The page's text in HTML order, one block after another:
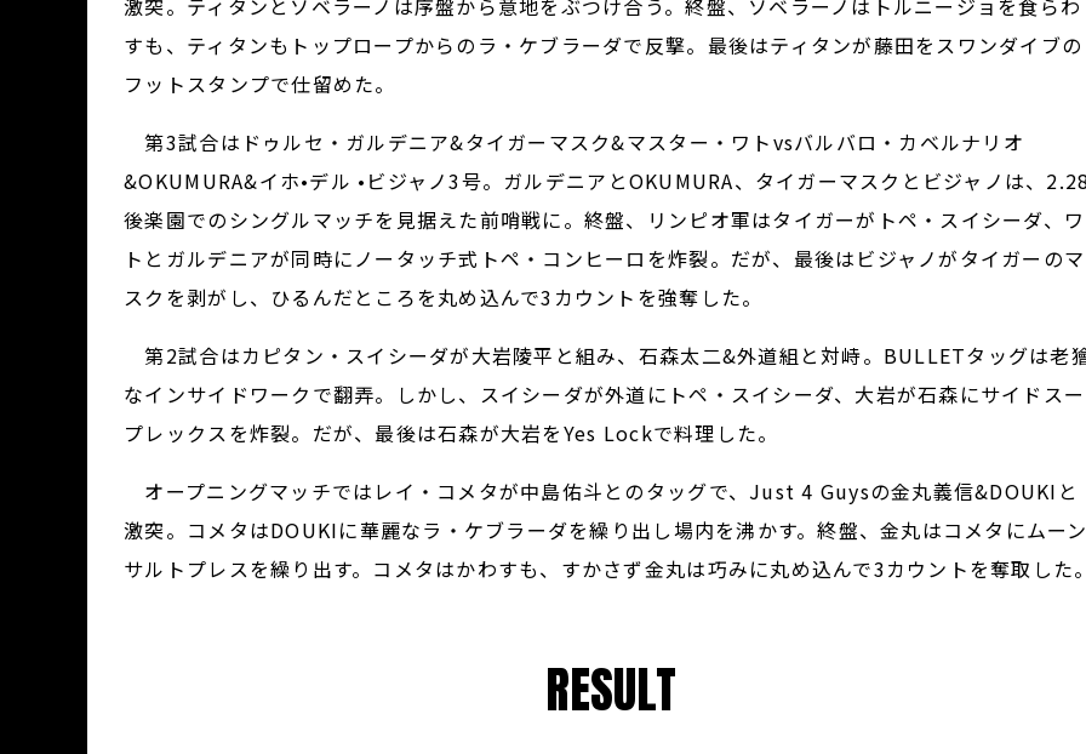
激突。ティタンとソベラーノは序盤から意地をぶつけ合う。終盤、ソベラーノはトルニージョを食らわ
すも、ティタンもトップロープからのラ・ケブラーダで反撃。最後はティタンが藤田をスワンダイブの
フットスタンプで仕留めた。
第3試合はドゥルセ・ガルデニア&タイガーマスク&マスター・ワトvsバルバロ・カベルナリオ
&OKUMURA&イホ•デル •ビジャノ3号。ガルデニアとOKUMURA、タイガーマスクとビジャノは、
後楽園でのシングルマッチを見据えた前哨戦に。終盤、リンピオ軍はタイガーがトペ・スイシーダ、ワ
トとガルデニアが同時にノータッチ式トペ・コンヒーロを炸裂。だが、最後はビジャノがタイガーのマ
スクを剥がし、ひるんだところを丸め込んで3カウントを強奪した。
第2試合はカピタン・スイシーダが大岩陵平と組み、石森太二&外道組と対峙。BULLETタッグは老
なインサイドワークで翻弄。しかし、スイシーダが外道にトペ・スイシーダ、大岩が石森にサイドスー
プレックスを炸裂。だが、最後は石森が大岩をYes Lockで料理した。
オープニングマッチではレイ・コメタが中島佑斗とのタッグで、Just 4 Guysの金丸義信&DOUKIと
激突。コメタはDOUKIに華麗なラ・ケブラーダを繰り出し場内を沸かす。終盤、金丸はコメタにムー
サルトプレスを繰り出す。コメタはかわすも、すかさず金丸は巧みに丸め込んで3カウントを奪取した
RESULT